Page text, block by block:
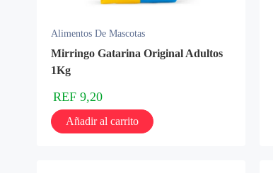
Alimentos De Mascotas
Mirringo Gatarina Original Adultos
1Kg
REF 9,20
Añadir al carrito